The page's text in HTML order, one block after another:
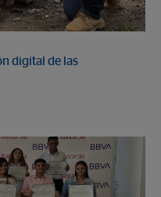
digital de las